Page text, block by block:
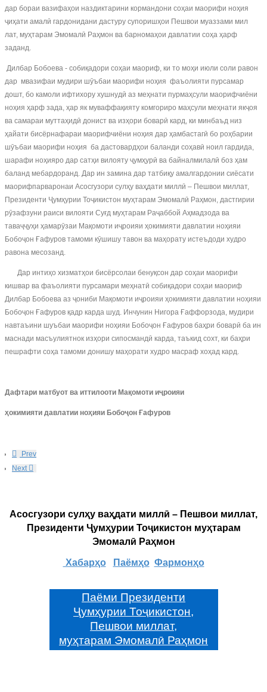
дар бораи вазифаҳои наздиктарини кормандони соҳаи маорифи ноҳия
ҷиҳати амалӣ гардонидани дастуру супоришҳои Пешвои муаззами мил
лат, муҳтарам Эмомалӣ Раҳмон ва барномаҳои давлатии соҳа ҳарф
заданд.
Дилбар Бобоева - собиқадори соҳаи маориф, ки то моҳи июли соли равон
дар мвазифаи мудири шӯъбаи маорифи ноҳия фаъолияти пурсамар
дошт, бо камоли ифтихору хушнудӣ аз меҳнати пурмаҳсули маорифчиёни
ноҳия ҳарф зада, ҳар як муваффақияту комгориро маҳсули меҳнати якҷоя
ва самараи муттаҳидӣ донист ва изҳори боварӣ кард, ки минбаъд низ
ҳайати бисёрнафараи маорифчиёни ноҳия дар ҳамбастагӣ бо роҳбарии
шӯъбаи маорифи ноҳия ба дастовардҳои баланди соҳавӣ ноил гардида,
шарафи ноҳияро дар сатҳи вилояту ҷумҳурӣ ва байналмилалӣ боз ҳам
баланд мебардоранд. Дар ин замина дар татбиқу амалгардонии сиёсати
маорифпарваронаи Асосгузори сулҳу ваҳдати миллӣ – Пешвои миллат,
Президенти Ҷумҳурии Тоҷикистон муҳтарам Эмомалӣ Раҳмон, дастгирии
рӯзафзуни раиси вилояти Суғд муҳтарам Раҷаббой Аҳмадзода ва
таваҷҷуҳи ҳамарӯзаи Мақомоти иҷроияи ҳокимияти давлатии ноҳияи
Бобоҷон Ғафуров тамоми кӯшишу тавон ва маҳорату истеъдоди худро
равона месозанд.
Дар интиҳо хизматҳои бисёрсолаи бенуқсон дар соҳаи маорифи
кишвар ва фаъолияти пурсамари меҳнатӣ собиқадори соҳаи маориф
Дилбар Бобоева аз ҷониби Мақомоти иҷроияи ҳокимияти давлатии ноҳияи
Бобоҷон Ғафуров қадр карда шуд. Инчунин Нигора Ғаффорзода, мудири
навтаъини шуъбаи маорифи ноҳияи Бобоҷон Ғафуров баҳри боварӣ ба ин
маснади масъулиятнок изҳори сипосмандӣ карда, таъкид сохт, ки баҳри
пешрафти соҳа тамоми донишу маҳорати худро масраф хоҳад кард.
Дафтари матбуот ва иттилооти Мақомоти иҷроияи
ҳокимияти давлатии ноҳияи Бобоҷон Ғафуров
Prev
Next
Асосгузори сулҳу ваҳдати миллӣ – Пешвои миллат,
Президенти Ҷумҳурии Тоҷикистон муҳтарам
Эмомалӣ Раҳмон
Хабарҳо Паёмҳо Фармонҳо
Паёми Президенти
Ҷумҳурии Тоҷикистон,
Пешвои миллат,
муҳтарам Эмомалӣ Раҳмон